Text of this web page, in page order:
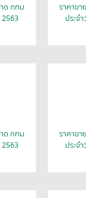
ด กทม
2563
ราคาข
ประจ
ด กทม
2563
ราคาข
ประจ